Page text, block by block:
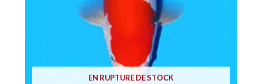
EN RUPTURE DE STOCK